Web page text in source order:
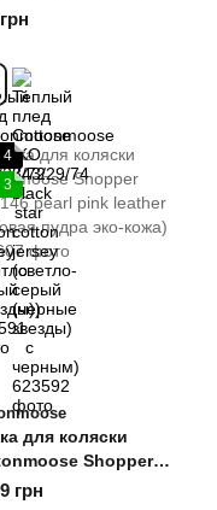
jersey (светло-
4
3
для коляски
Shopper
pearl pink leather
грн